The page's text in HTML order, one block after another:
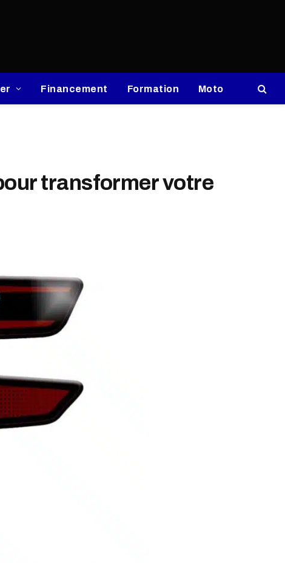
Financement Formation Moto
transformer votre